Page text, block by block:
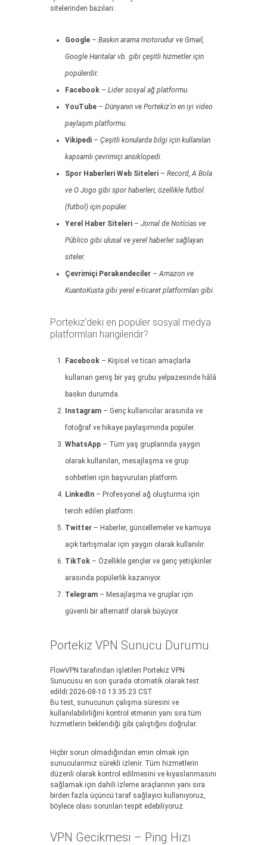
sitelerinden bazıları:
Google – Baskın arama motorudur ve Gmail,
Google Haritalar vb. gibi çeşitli hizmetler için
popülerdir.
Facebook – Lider sosyal ağ platformu.
YouTube – Dünyanın ve Portekiz'in en iyi video
paylaşım platformu.
Vikipedi – Çeşitli konularda bilgi için kullanılan
kapsamlı çevrimiçi ansiklopedi.
Spor Haberleri Web Siteleri – Record, A Bola
ve O Jogo gibi spor haberleri, özellikle futbol
(futbol) için popüler.
Yerel Haber Siteleri – Jornal de Notícias ve
Público gibi ulusal ve yerel haberler sağlayan
siteler.
Çevrimiçi Perakendeciler –Amazon ve
KuantoKusta gibi yerel e-ticaret platformları gibi.
Portekiz'deki en popüler sosyal medya
platformları hangileridir?
Facebook – Kişisel ve ticari amaçlarla
kullanan geniş bir yaş grubu yelpazesinde hâlâ
baskın durumda.
Instagram – Genç kullanıcılar arasında ve
fotoğraf ve hikaye paylaşımında popüler.
WhatsApp – Tüm yaş gruplarında yaygın
olarak kullanılan, mesajlaşma ve grup
sohbetleri için başvurulan platform.
LinkedIn – Profesyonel ağ oluşturma için
tercih edilen platform.
Twitter – Haberler, güncellemeler ve kamuya
açık tartışmalar için yaygın olarak kullanılır.
TikTok – Özellikle gençler ve genç yetişkinler
arasında popülerlik kazanıyor.
Telegram – Mesajlaşma ve gruplar için
güvenli bir alternatif olarak büyüyor.
Portekiz VPN Sunucu Durumu
FlowVPN tarafından işletilen Portekiz VPN
Sunucusu en son şurada otomatik olarak test
edildi:2026-08-10 13:35:23 CST
Bu test, sunucunun çalışma süresini ve
kullanılabilirliğini kontrol etmenin yanı sıra tüm
hizmetlerin beklendiği gibi çalıştığını doğrular.
Hiçbir sorun olmadığından emin olmak için
sunucularımız sürekli izlenir. Tüm hizmetlerin
düzenli olarak kontrol edilmesini ve kıyaslanmasını
sağlamak için dahili izleme araçlarının yanı sıra
birden fazla üçüncü taraf sağlayıcı kullanıyoruz,
böylece olası sorunları tespit edebiliyoruz.
VPN Gecikmesi – Ping Hızı